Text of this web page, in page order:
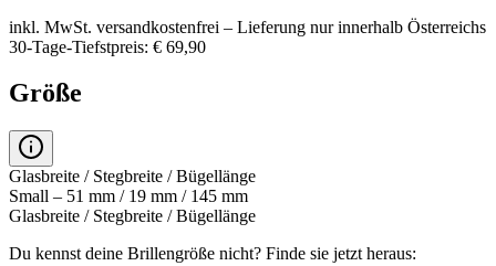
inkl. MwSt. versandkostenfrei – Lieferung nur innerhalb Österreichs
30-Tage-Tiefstpreis: € 69,90
Größe
Glasbreite / Stegbreite / Bügellänge
Small – 51 mm / 19 mm / 145 mm
Glasbreite / Stegbreite / Bügellänge
Du kennst deine Brillengröße nicht? Finde sie jetzt heraus: